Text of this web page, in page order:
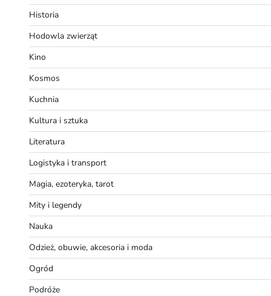
Historia
Hodowla zwierząt
Kino
Kosmos
Kuchnia
Kultura i sztuka
Literatura
Logistyka i transport
Magia, ezoteryka, tarot
Mity i legendy
Nauka
Odzież, obuwie, akcesoria i moda
Ogród
Podróże